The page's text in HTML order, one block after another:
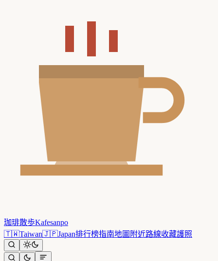
珈琲散歩Kafesanpo
🇹🇼Taiwan🇯🇵Japan排行榜指南地圖 附近路線收藏護照